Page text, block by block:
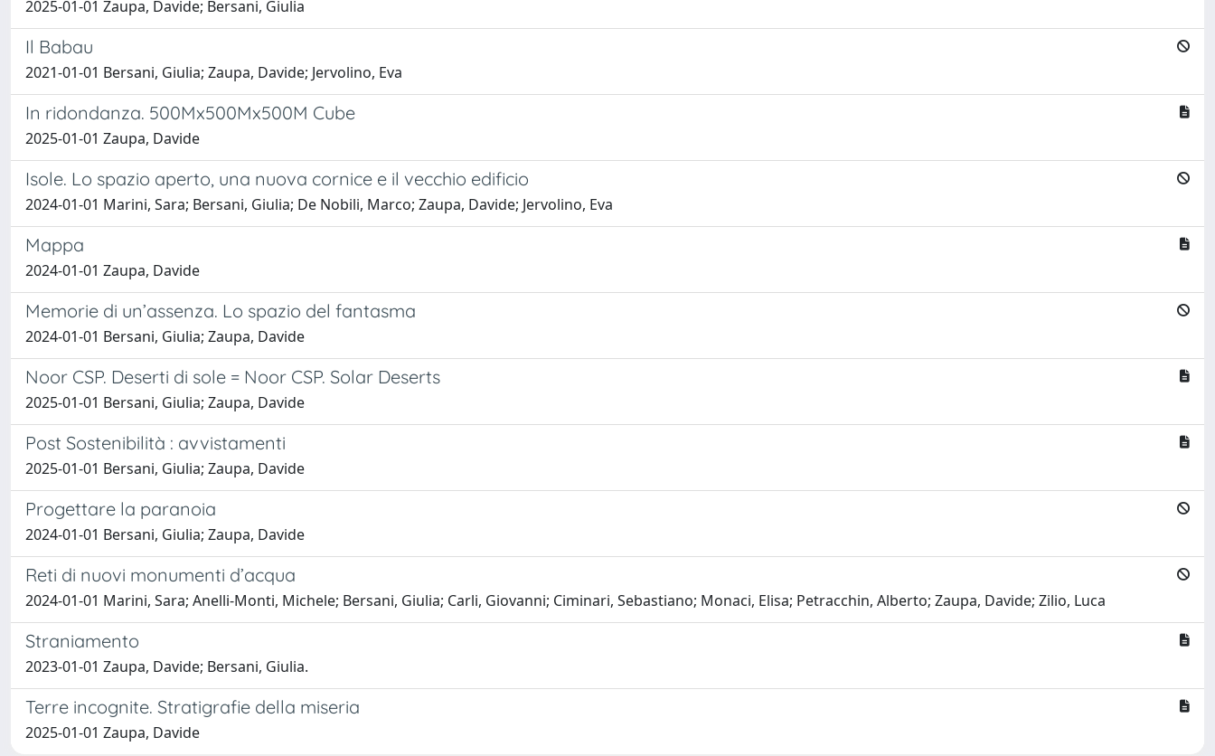
2025-01-01 Zaupa, Davide; Bersani, Giulia
Il Babau
2021-01-01 Bersani, Giulia; Zaupa, Davide; Jervolino, Eva
In ridondanza. 500Mx500Mx500M Cube
2025-01-01 Zaupa, Davide
Isole. Lo spazio aperto, una nuova cornice e il vecchio edificio
2024-01-01 Marini, Sara; Bersani, Giulia; De Nobili, Marco; Zaupa, Davide; Jervolino, Eva
Mappa
2024-01-01 Zaupa, Davide
Memorie di un’assenza. Lo spazio del fantasma
2024-01-01 Bersani, Giulia; Zaupa, Davide
Noor CSP. Deserti di sole = Noor CSP. Solar Deserts
2025-01-01 Bersani, Giulia; Zaupa, Davide
Post Sostenibilità : avvistamenti
2025-01-01 Bersani, Giulia; Zaupa, Davide
Progettare la paranoia
2024-01-01 Bersani, Giulia; Zaupa, Davide
Reti di nuovi monumenti d’acqua
2024-01-01 Marini, Sara; Anelli-Monti, Michele; Bersani, Giulia; Carli, Giovanni; Ciminari, Sebastiano; Monaci, Elisa; Petracchin, Alberto; Zaupa, Davide; Zilio, Luca
Straniamento
2023-01-01 Zaupa, Davide; Bersani, Giulia.
Terre incognite. Stratigrafie della miseria
2025-01-01 Zaupa, Davide